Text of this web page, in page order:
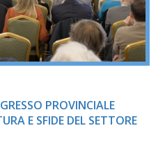
PROVINCIALE
E SFIDE DEL SETTORE